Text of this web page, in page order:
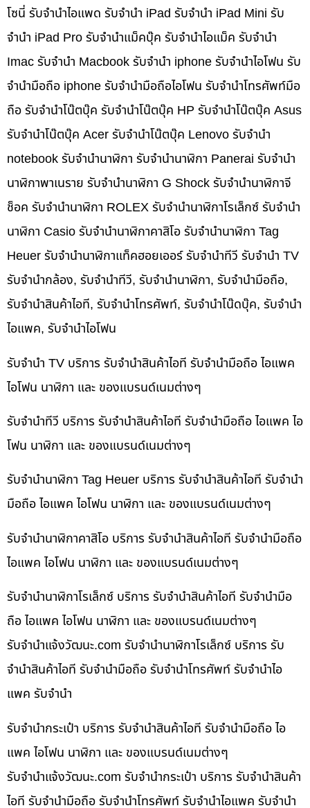
โซนี่ รับจำนำไอแพด รับจำนำ iPad รับจำนำ iPad Mini รับ
จำนำ iPad Pro รับจำนำแม็คบุ๊ค รับจำนำไอแม็ค รับจำนำ
Imac รับจำนำ Macbook รับจำนำ iphone รับจำนำไอโฟน รับ
จำนำมือถือ iphone รับจำนำมือถือไอโฟน รับจำนำโทรศัพท์มือ
ถือ รับจำนำโน๊ตบุ๊ค รับจำนำโน๊ตบุ๊ค HP รับจำนำโน๊ตบุ๊ค Asus
รับจำนำโน๊ตบุ๊ค Acer รับจำนำโน๊ตบุ๊ค Lenovo รับจำนำ
notebook รับจำนำนาฬิกา รับจำนำนาฬิกา Panerai รับจำนำ
นาฬิกาพาเนราย รับจำนำนาฬิกา G Shock รับจำนำนาฬิกาจี
ช็อค รับจำนำนาฬิกา ROLEX รับจำนำนาฬิกาโรเล็กซ์ รับจำนำ
นาฬิกา Casio รับจำนำนาฬิกาคาสิโอ รับจำนำนาฬิกา Tag
Heuer รับจำนำนาฬิกาแท็คฮอยเออร์ รับจำนำทีวี รับจำนำ TV
รับจำนำกล้อง, รับจำนำทีวี, รับจำนำนาฬิกา, รับจำนำมือถือ,
รับจำนำสินค้าไอที, รับจำนำโทรศัพท์, รับจำนำโน๊ดบุ๊ค, รับจำนำ
ไอแพค, รับจำนำไอโฟน
รับจำนำ TV บริการ รับจำนำสินค้าไอที รับจำนำมือถือ ไอแพค
ไอโฟน นาฬิกา และ ของแบรนด์เนมต่างๆ
รับจำนำทีวี บริการ รับจำนำสินค้าไอที รับจำนำมือถือ ไอแพค ไอ
โฟน นาฬิกา และ ของแบรนด์เนมต่างๆ
รับจำนำนาฬิกา Tag Heuer บริการ รับจำนำสินค้าไอที รับจำนำ
มือถือ ไอแพค ไอโฟน นาฬิกา และ ของแบรนด์เนมต่างๆ
รับจำนำนาฬิกาคาสิโอ บริการ รับจำนำสินค้าไอที รับจำนำมือถือ
ไอแพค ไอโฟน นาฬิกา และ ของแบรนด์เนมต่างๆ
รับจำนำนาฬิกาโรเล็กซ์ บริการ รับจำนำสินค้าไอที รับจำนำมือ
ถือ ไอแพค ไอโฟน นาฬิกา และ ของแบรนด์เนมต่างๆ
รับจํานําแจ้งวัฒนะ.com รับจำนำนาฬิกาโรเล็กซ์ บริการ รับ
จำนำสินค้าไอที รับจำนำมือถือ รับจำนำโทรศัพท์ รับจำนำไอ
แพค รับจำนำ
รับจำนำกระเป๋า บริการ รับจำนำสินค้าไอที รับจำนำมือถือ ไอ
แพค ไอโฟน นาฬิกา และ ของแบรนด์เนมต่างๆ
รับจํานําแจ้งวัฒนะ.com รับจำนำกระเป๋า บริการ รับจำนำสินค้า
ไอที รับจำนำมือถือ รับจำนำโทรศัพท์ รับจำนำไอแพค รับจำนำ